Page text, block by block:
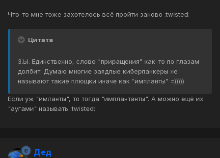
Что-то мне тоже захотелось всё пройти заново :twisted:
Цитата
З.Ы. Единственно, слово "приращения" как-то по глазам
долбит. Думаю многие заядлые киберпанкеры не
называют такие плющки иначе как "импланты" =)))))
Если уж "имланты", то тогда "имплантанты". А можно ещё их
"аугами" называть :twisted:
Дед